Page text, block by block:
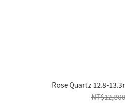
Rose Quartz 12.8-
NT$12,800